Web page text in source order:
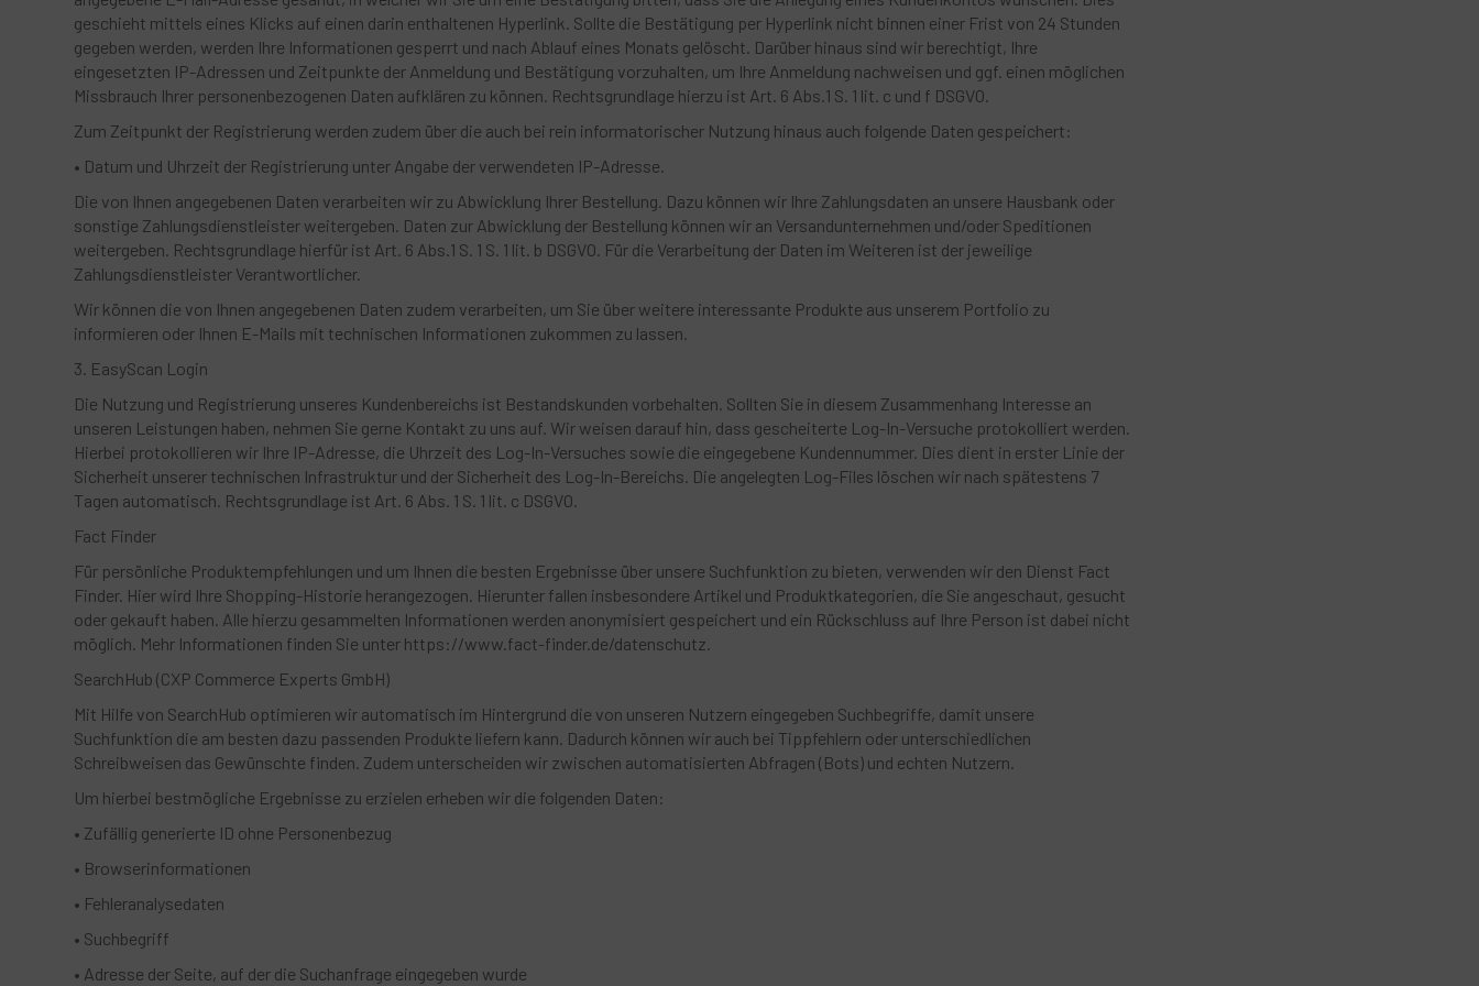
geschieht mittels eines Klicks auf einen darin enthaltenen Hyperlink. Sollte die Bestätigung per Hyperlink nicht binnen einer Frist von 24 Stunden
gegeben werden, werden Ihre Informationen gesperrt und nach Ablauf eines Monats gelöscht. Darüber hinaus sind wir berechtigt, Ihre
eingesetzten IP-Adressen und Zeitpunkte der Anmeldung und Bestätigung vorzuhalten, um Ihre Anmeldung nachweisen und ggf. einen möglichen
Missbrauch Ihrer personenbezogenen Daten aufklären zu können. Rechtsgrundlage hierzu ist Art. 6 Abs.1 S. 1 lit. c und f DSGVO.
Zum Zeitpunkt der Registrierung werden zudem über die auch bei rein informatorischer Nutzung hinaus auch folgende Daten gespeichert:
• Datum und Uhrzeit der Registrierung unter Angabe der verwendeten IP-Adresse.
Die von Ihnen angegebenen Daten verarbeiten wir zu Abwicklung Ihrer Bestellung. Dazu können wir Ihre Zahlungsdaten an unsere Hausbank oder
sonstige Zahlungsdienstleister weitergeben. Daten zur Abwicklung der Bestellung können wir an Versandunternehmen und/oder Speditionen
weitergeben. Rechtsgrundlage hierfür ist Art. 6 Abs.1 S. 1 S. 1 lit. b DSGVO. Für die Verarbeitung der Daten im Weiteren ist der jeweilige
Zahlungsdienstleister Verantwortlicher.
Wir können die von Ihnen angegebenen Daten zudem verarbeiten, um Sie über weitere interessante Produkte aus unserem Portfolio zu
informieren oder Ihnen E-Mails mit technischen Informationen zukommen zu lassen.
3. EasyScan Login
Die Nutzung und Registrierung unseres Kundenbereichs ist Bestandskunden vorbehalten. Sollten Sie in diesem Zusammenhang Interesse an
unseren Leistungen haben, nehmen Sie gerne Kontakt zu uns auf. Wir weisen darauf hin, dass gescheiterte Log-In-Versuche protokolliert werden.
Hierbei protokollieren wir Ihre IP-Adresse, die Uhrzeit des Log-In-Versuches sowie die eingegebene Kundennummer. Dies dient in erster Linie der
Sicherheit unserer technischen Infrastruktur und der Sicherheit des Log-In-Bereichs. Die angelegten Log-Files löschen wir nach spätestens 7
Tagen automatisch. Rechtsgrundlage ist Art. 6 Abs. 1 S. 1 lit. c DSGVO.
Fact Finder
Für persönliche Produktempfehlungen und um Ihnen die besten Ergebnisse über unsere Suchfunktion zu bieten, verwenden wir den Dienst Fact
Finder. Hier wird Ihre Shopping-Historie herangezogen. Hierunter fallen insbesondere Artikel und Produktkategorien, die Sie angeschaut, gesucht
oder gekauft haben. Alle hierzu gesammelten Informationen werden anonymisiert gespeichert und ein Rückschluss auf Ihre Person ist dabei nicht
möglich. Mehr Informationen finden Sie unter https://www.fact-finder.de/datenschutz.
SearchHub (CXP Commerce Experts GmbH)
Mit Hilfe von SearchHub optimieren wir automatisch im Hintergrund die von unseren Nutzern eingegeben Suchbegriffe, damit unsere
Suchfunktion die am besten dazu passenden Produkte liefern kann. Dadurch können wir auch bei Tippfehlern oder unterschiedlichen
Schreibweisen das Gewünschte finden. Zudem unterscheiden wir zwischen automatisierten Abfragen (Bots) und echten Nutzern.
Um hierbei bestmögliche Ergebnisse zu erzielen erheben wir die folgenden Daten:
• Zufällig generierte ID ohne Personenbezug
• Browserinformationen
• Fehleranalysedaten
• Suchbegriff
• Adresse der Seite, auf der die Suchanfrage eingegeben wurde